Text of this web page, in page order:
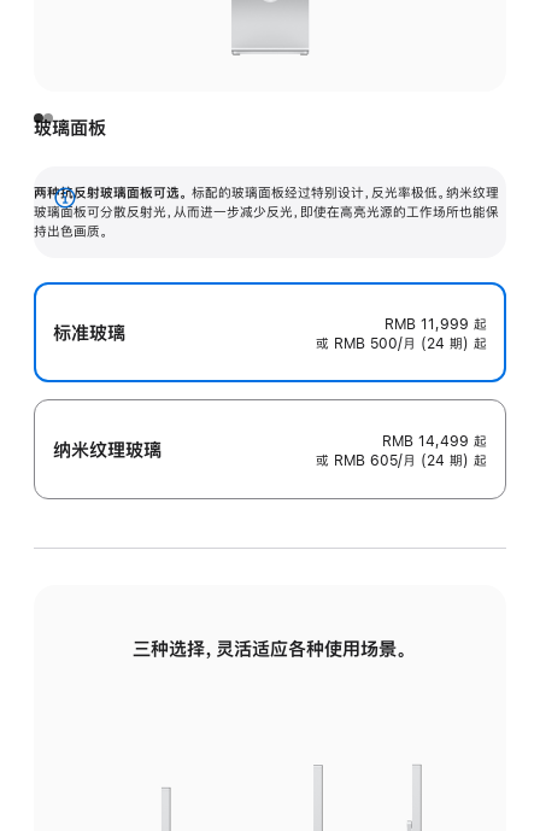
玻璃面板
两种抗反射玻璃面板可选。 标配的玻璃面板经过特别设计，反光率极低。纳米纹理
玻璃面板可分散反射光，从而进一步减少反光，即使在高亮光源的工作场所也能保
持出色画质。
展
开
标准玻璃 RMB 11,999 起
或 RMB 500/月 (24 期) 起
纳米纹理玻璃 RMB 14,499 起
或 RMB 605/月 (24 期) 起
三种选择，灵活适应各种使用场景。